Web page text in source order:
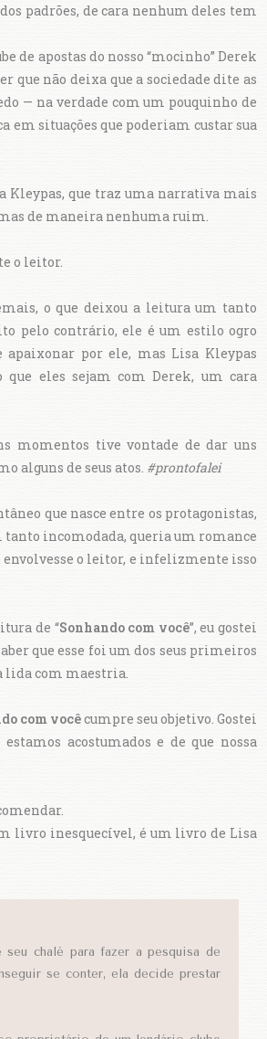
padrões, de cara nenhum deles tem
de apostas do nosso “mocinho” Derek
que não deixa que a sociedade dite as
— na verdade com um pouquinho de
em situações que poderiam custar sua
Kleypas, que traz uma narrativa mais
de maneira nenhuma ruim.
o leitor.
o que deixou a leitura um tanto
pelo contrário, ele é um estilo ogro
apaixonar por ele, mas Lisa Kleypas
eles sejam com Derek, um cara
momentos tive vontade de dar uns
alguns de seus atos. #prontofalei
que nasce entre os protagonistas,
incomodada, queria um romance
envolvesse o leitor, e infelizmente isso
de “Sonhando com você”, eu gostei
que esse foi um dos seus primeiros
lida com maestria.
com vocêcumpre seu objetivo. Gostei
acostumados e de que nossa
livro inesquecível, é um livro de Lisa
chalé para fazer a pesquisa de
se conter, ela decide prestar